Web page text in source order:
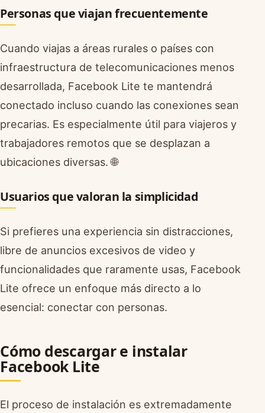
Personas que viajan frecuentemente
Cuando viajas a áreas rurales o países con
infraestructura de telecomunicaciones menos
desarrollada, Facebook Lite te mantendrá
conectado incluso cuando las conexiones sean
precarias. Es especialmente útil para viajeros y
trabajadores remotos que se desplazan a
ubicaciones diversas. 🌐
Usuarios que valoran la simplicidad
Si prefieres una experiencia sin distracciones,
libre de anuncios excesivos de video y
funcionalidades que raramente usas, Facebook
Lite ofrece un enfoque más directo a lo
esencial: conectar con personas.
Cómo descargar e instalar
Facebook Lite
El proceso de instalación es extremadamente